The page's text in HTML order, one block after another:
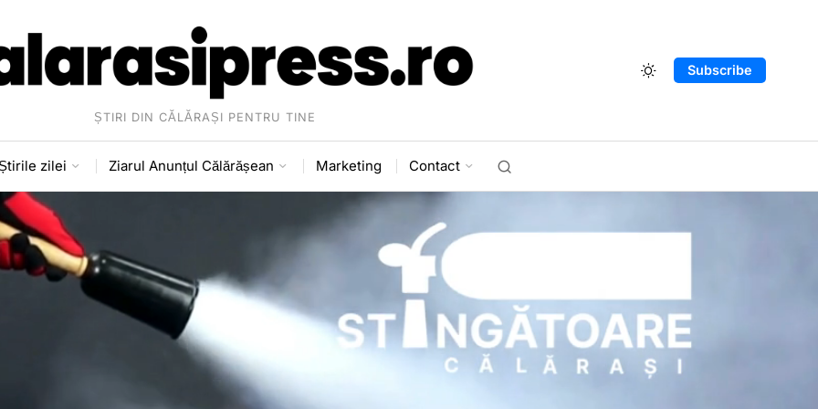
ȘTIRI DIN CĂLĂRAȘI PENTRU TINE
Subscribe
zilei Ziarul Anunțul Călărășean Marketing Contact